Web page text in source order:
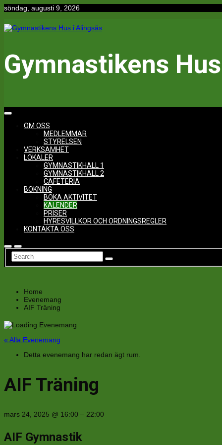
Hoppa
innehåll
söndag, augusti 9, 2026
Gymnastikens
OM OSS
MEDLEMMAR
STYRELSEN
VERKSAMHET
LOKALER
GYMNASTIKHALL 1
GYMNASTIKHALL 2
CAFETERIA
BOKNING
BOKA AKTIVITET
KALENDER
PRISER
HYRESVILLKOR OCH ORDNINGSREGLER
KONTAKTA OSS
Home
Evenemang
AIF Träning
« Alla Evenemang
Detta evenemang har redan ägt rum.
AIF Träning
mars 24, 2025 @ 16:00 – 22:00
AIF Gymnastik